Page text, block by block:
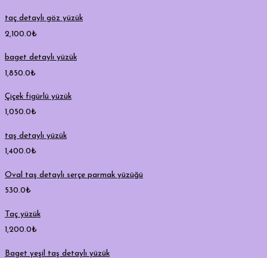
taç detaylı göz yüzük
2,100.0₺
baget detaylı yüzük
1,850.0₺
Çiçek figürlü yüzük
1,050.0₺
taş detaylı yüzük
1,400.0₺
Oval taş detaylı serçe parmak yüzüğü
530.0₺
Taç yüzük
1,200.0₺
Baget yeşil taş detaylı yüzük